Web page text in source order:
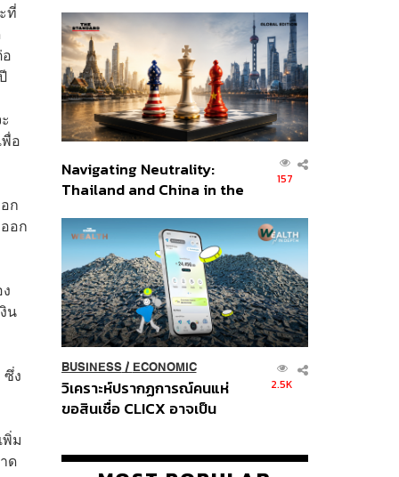
ที่
อ
ก
อก
น
ง
ม
ด
ส่วนยุทธศาสตร์ไทย –
อินโดนีเซีย
Navigating Neutrality:
Thailand and China in the
Order
157
BUSINESS/ ECONOMIC
วิเคราะห์ปรากฏการณ์คนแห่
ขอสินเชื่อ CLICX อาจเป็น
ปัญหาหนี้ครัวเรือนไทยที่ถูกซุก
2.5K